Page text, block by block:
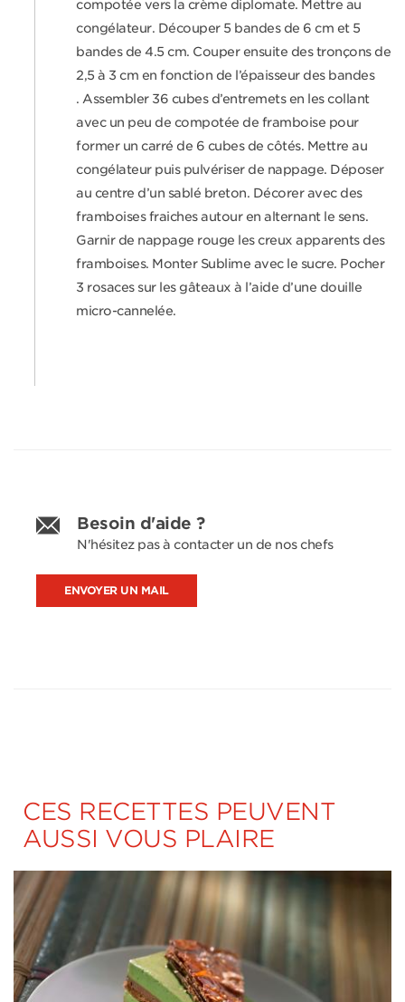
compotée vers la crème diplomate. Mettre au
congélateur. Découper 5 bandes de 6 cm et 5
bandes de 4.5 cm. Couper ensuite des tronçons de
2,5 à 3 cm en fonction de l’épaisseur des bandes
. Assembler 36 cubes d’entremets en les collant
avec un peu de compotée de framboise pour
former un carré de 6 cubes de côtés. Mettre au
congélateur puis pulvériser de nappage. Déposer
au centre d’un sablé breton. Décorer avec des
framboises fraiches autour en alternant le sens.
Garnir de nappage rouge les creux apparents des
framboises. Monter Sublime avec le sucre. Pocher
3 rosaces sur les gâteaux à l’aide d’une douille
micro-cannelée.
Besoin d'aide ?
N'hésitez pas à contacter un de nos chefs
ENVOYER UN MAIL
CES RECETTES PEUVENT
AUSSI VOUS PLAIRE